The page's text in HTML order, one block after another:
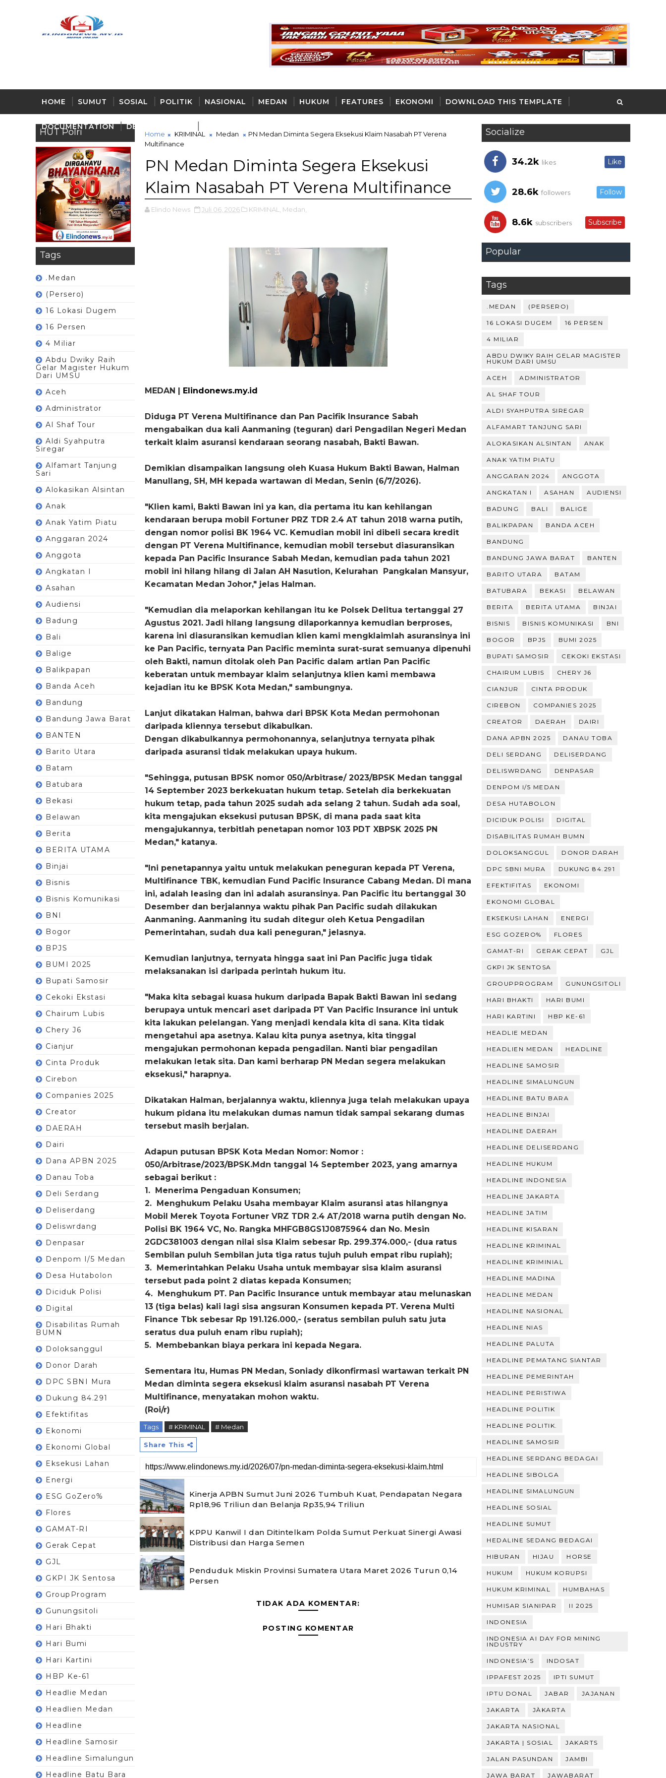
HOME SUMUT SOSIAL POLITIK NASIONAL MEDAN HUKUM FEATURES EKONOMI DOWNLOAD THIS TEMPLATE
DOCUMENTATION DELI - SERDANG
HUT Polri
Tags
.Medan
(Persero)
16 Lokasi Dugem
16 Persen
4 Miliar
Abdu Dwiky Raih
Gelar Magister Hukum
Dari UMSU
Aceh
Administrator
Al Shaf Tour
Aldi Syahputra
Siregar
Alfamart Tanjung
Sari
Alokasikan Alsintan
Anak
Anak Yatim Piatu
Anggaran 2024
Anggota
Angkatan I
Asahan
Audiensi
Badung
Bali
Balige
Balikpapan
Banda Aceh
Bandung
Bandung Jawa Barat
BANTEN
Barito Utara
Batam
Batubara
Bekasi
Belawan
Berita
BERITA UTAMA
Binjai
Bisnis
Bisnis Komunikasi
BNI
Bogor
BPJS
BUMI 2025
Bupati Samosir
Cekoki Ekstasi
Chairum Lubis
Chery J6
Cianjur
Cinta Produk
Cirebon
Companies 2025
Creator
DAERAH
Dairi
Dana APBN 2025
Danau Toba
Deli Serdang
Deliserdang
Deliswrdang
Denpasar
Denpom I/5 Medan
Desa Hutabolon
Diciduk Polisi
Digital
Disabilitas Rumah
BUMN
Doloksanggul
Donor Darah
DPC SBNI Mura
Dukung 84.291
Efektifitas
Ekonomi
Ekonomi Global
Eksekusi Lahan
Energi
ESG GoZero%
Flores
GAMAT-RI
Gerak Cepat
GJL
GKPI JK Sentosa
GroupProgram
Gunungsitoli
Hari Bhakti
Hari Bumi
Hari Kartini
HBP Ke-61
Headlie Medan
Headlien Medan
Headline
Headline Samosir
Headline Simalungun
Headline Batu Bara
Home KRIMINAL Medan
PN Medan Diminta Segera Eksekusi Klaim Nasabah PT Verena
Multifinance
PN Medan Diminta Segera Eksekusi
Klaim Nasabah PT Verena Multifinance
Elindo News Juli 06, 2026 KRIMINAL, Medan,
MEDAN | Elindonews.my.id
Diduga PT Verena Multifinance dan Pan Pacifik Insurance Sabah
mengabaikan dua kali Aanmaning (teguran) dari Pengadilan Negeri Medan
terkait klaim asuransi kendaraan seorang nasabah, Bakti Bawan.
Demikian disampaikan langsung oleh Kuasa Hukum Bakti Bawan, Halman
Manullang, SH, MH kepada wartawan di Medan, Senin (6/7/2026).
"Klien kami, Bakti Bawan ini ya kan, dia pertama itu kan kehilangan
kendaraan berupa mobil Fortuner PRZ TDR 2.4 AT tahun 2018 warna putih,
dengan nomor polisi BK 1964 VC. Kemudian mobil ini dibeli secara kredit
dengan PT Verena Multifinance, kemudian mobil tersebut diasuransikan
kepada Pan Pacific Insurance Sabah Medan, kemudian pada tahun 2021
mobil ini hilang hilang di Jalan AH Nasution, Kelurahan Pangkalan Mansyur,
Kecamatan Medan Johor," jelas Halman.
"Kemudian dia melaporkan kehilangan itu ke Polsek Delitua tertanggal 27
Agustus 2021. Jadi hilang langsung dilaporkannya kemudian berproses,
karena ini diasuransikan kemudian klien kami mengklaimlah asuransinya ini
ke Pan Pacific, ternyata Pan Pacific meminta surat-surat semuanya dipenuhi
oleh Bakti, namun ditolak oleh Pan Pacific dalam artian Pan Pacific
keberatan untuk membayar klaim selanjutnya klien kami membawa
kejadian itu ke BPSK Kota Medan," sambungnya.
Lanjut dikatakan Halman, bahwa dari BPSK Kota Medan permohonan
daripada kliennya tersebut dikabulkan.
Dengan dikabulkannya permohonannya, selanjutnya ternyata pihak
daripada asuransi tidak melakukan upaya hukum.
"Sehingga, putusan BPSK nomor 050/Arbitrase/ 2023/BPSK Medan tanggal
14 September 2023 berkekuatan hukum tetap. Setelah dia berkekuatan
hukum tetap, pada tahun 2025 sudah ada selang 2 tahun. Sudah ada soal,
kita mengajukan eksekusi putusan BPSK, di mana pada saat kita
mengajukannya, terbitlah penetapan nomor 103 PDT XBPSK 2025 PN
Medan," katanya.
"Ini penetapannya yaitu untuk melakukan peneguran kepada PT Verena,
Multifinance TBK, kemudian Fund Pacific Insurance Cabang Medan. Di mana
ini, adalah leasing dan ini adalah asuransinya. Pan Pacific itu bertanggal 30
Desember dan berjalannya waktu pihak Pan Pacific sudah dilakukan
Aanmaning. Aanmaning itu sudah ditegur oleh Ketua Pengadilan
Pemerintahan, sudah dua kali peneguran," jelasnya.
Kemudian lanjutnya, ternyata hingga saat ini Pan Pacific juga tidak
melaksanakan isi daripada perintah hukum itu.
"Maka kita sebagai kuasa hukum daripada Bapak Bakti Bawan ini sedang
berupaya untuk mencari aset daripada PT Van Pacific Insurance ini untuk
kita lakukan pelelangan. Yang menjadi kendala kita di sana. Kita tidak
mengetahui apa asetnya. Kalau kita punya asetnya, kita tinggal
mengajukan permohonan kepada pengadilan. Nanti biar pengadilan
melakukan letak sita. Dan kami berharap PN Medan segera melakukan
eksekusi," harapnya.
Dikatakan Halman, berjalannya waktu, kliennya juga telah melakukan upaya
hukum pidana itu melakukan dumas namun tidak sampai sekarang dumas
tersebut masih berjalan.
Adapun putusan BPSK Kota Medan Nomor: Nomor :
050/Arbitrase/2023/BPSK.Mdn tanggal 14 September 2023, yang amarnya
sebagai berikut :
1. Menerima Pengaduan Konsumen;
2. Menghukum Pelaku Usaha membayar Klaim asuransi atas hilangnya
Mobil Merek Toyota Fortuner VRZ TDR 2.4 AT/2018 warna putih dengan No.
Polisi BK 1964 VC, No. Rangka MHFGB8GS1J0875964 dan No. Mesin
2GDC381003 dengan nilai sisa Klaim sebesar Rp. 299.374.000,- (dua ratus
Sembilan puluh Sembilan juta tiga ratus tujuh puluh empat ribu rupiah);
3. Memerintahkan Pelaku Usaha untuk membayar sisa klaim asuransi
tersebut pada point 2 diatas kepada Konsumen;
4. Menghukum PT. Pan Pacific Insurance untuk membayar atau melunaskan
13 (tiga belas) kali lagi sisa angsuran Konsumen kepada PT. Verena Multi
Finance Tbk sebesar Rp 191.126.000,- (seratus sembilan puluh satu juta
seratus dua puluh enam ribu rupiah);
5. Membebankan biaya perkara ini kepada Negara.
Sementara itu, Humas PN Medan, Soniady dikonfirmasi wartawan terkait PN
Medan diminta segera eksekusi klaim asuransi nasabah PT Verena
Multifinance, menyatakan mohon waktu.
(Roi/r)
Tags # KRIMINAL # Medan
Share This
Kinerja APBN Sumut Juni 2026 Tumbuh Kuat, Pendapatan Negara
Rp18,96 Triliun dan Belanja Rp35,94 Triliun
KPPU Kanwil I dan Ditintelkam Polda Sumut Perkuat Sinergi Awasi
Distribusi dan Harga Semen
Penduduk Miskin Provinsi Sumatera Utara Maret 2026 Turun 0,14
Persen
TIDAK ADA KOMENTAR:
POSTING KOMENTAR
Socialize
34.2k likes Like
28.6k followers Follow
8.6k subscribers Subscribe
Popular
Tags
.MEDAN (PERSERO)
16 LOKASI DUGEM 16 PERSEN
4 MILIAR
ABDU DWIKY RAIH GELAR MAGISTER
HUKUM DARI UMSU
ACEH ADMINISTRATOR
AL SHAF TOUR
ALDI SYAHPUTRA SIREGAR
ALFAMART TANJUNG SARI
ALOKASIKAN ALSINTAN ANAK
ANAK YATIM PIATU
ANGGARAN 2024 ANGGOTA
ANGKATAN I ASAHAN AUDIENSI
BADUNG BALI BALIGE
BALIKPAPAN BANDA ACEH
BANDUNG
BANDUNG JAWA BARAT BANTEN
BARITO UTARA BATAM
BATUBARA BEKASI BELAWAN
BERITA BERITA UTAMA BINJAI
BISNIS BISNIS KOMUNIKASI BNI
BOGOR BPJS BUMI 2025
BUPATI SAMOSIR CEKOKI EKSTASI
CHAIRUM LUBIS CHERY J6
CIANJUR CINTA PRODUK
CIREBON COMPANIES 2025
CREATOR DAERAH DAIRI
DANA APBN 2025 DANAU TOBA
DELI SERDANG DELISERDANG
DELISWRDANG DENPASAR
DENPOM I/5 MEDAN
DESA HUTABOLON
DICIDUK POLISI DIGITAL
DISABILITAS RUMAH BUMN
DOLOKSANGGUL DONOR DARAH
DPC SBNI MURA DUKUNG 84.291
EFEKTIFITAS EKONOMI
EKONOMI GLOBAL
EKSEKUSI LAHAN ENERGI
ESG GOZERO% FLORES
GAMAT-RI GERAK CEPAT GJL
GKPI JK SENTOSA
GROUPPROGRAM GUNUNGSITOLI
HARI BHAKTI HARI BUMI
HARI KARTINI HBP KE-61
HEADLIE MEDAN
HEADLIEN MEDAN HEADLINE
HEADLINE SAMOSIR
HEADLINE SIMALUNGUN
HEADLINE BATU BARA
HEADLINE BINJAI
HEADLINE DAERAH
HEADLINE DELISERDANG
HEADLINE HUKUM
HEADLINE INDONESIA
HEADLINE JAKARTA
HEADLINE JATIM
HEADLINE KISARAN
HEADLINE KRIMINAL
HEADLINE KRIMINIAL
HEADLINE MADINA
HEADLINE MEDAN
HEADLINE NASIONAL
HEADLINE NIAS
HEADLINE PALUTA
HEADLINE PEMATANG SIANTAR
HEADLINE PEMERINTAH
HEADLINE PERISTIWA
HEADLINE POLITIK
HEADLINE POLITIK.
HEADLINE SAMOSIR
HEADLINE SERDANG BEDAGAI
HEADLINE SIBOLGA
HEADLINE SIMALUNGUN
HEADLINE SOSIAL
HEADLINE SUMUT
HEDALINE SEDANG BEDAGAI
HIBURAN HIJAU HORSE
HUKUM HUKUM KORUPSI
HUKUM.KRIMINAL HUMBAHAS
HUMISAR SIANIPAR II 2025
INDONESIA
INDONESIA AI DAY FOR MINING
INDUSTRY
INDONESIA’S INDOSAT
IPPAFEST 2025 IPTI SUMUT
IPTU DONAL JABAR JAJANAN
JAKARTA JÀKARTA
JAKARTA NASIONAL
JAKARTA | SOSIAL JAKARTS
JALAN PASUNDAN JAMBI
JAWA BARAT JAWABARAT